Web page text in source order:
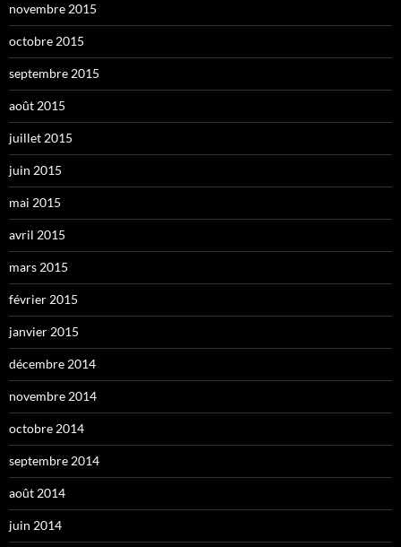
novembre 2015
octobre 2015
septembre 2015
août 2015
juillet 2015
juin 2015
mai 2015
avril 2015
mars 2015
février 2015
janvier 2015
décembre 2014
novembre 2014
octobre 2014
septembre 2014
août 2014
juin 2014